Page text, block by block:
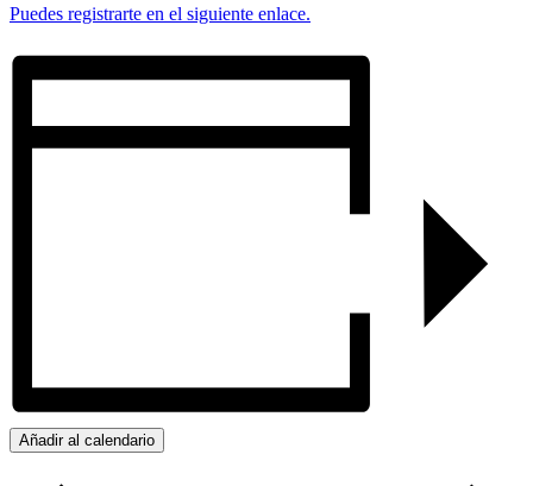
Puedes registrarte en el siguiente enlace.
Añadir al calendario